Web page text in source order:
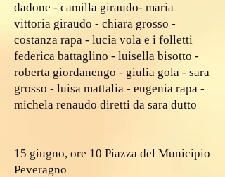
dadone - camilla giraudo- maria
vittoria giraudo - chiara grosso -
costanza rapa - lucia vola e i folletti
federica battaglino - luisella bisotto -
roberta giordanengo - giulia gola - sara
grosso - luisa mattalia - eugenia rapa -
michela renaudo diretti da sara dutto
15 giugno, ore 10 Piazza del Municipio
Peveragno